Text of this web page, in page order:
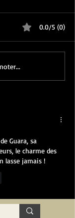
0.0/5 (0)
Guara, sa
le charme des
lasse jamais !